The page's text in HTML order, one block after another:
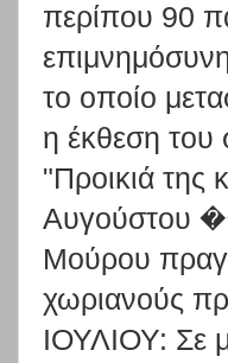
περίπου 90
το οποίο
η έκθεση
"Προικιά της
Αυγούστου
Μούρου
χωριανούς
ΙΟΥΛΙΟΥ: Σε